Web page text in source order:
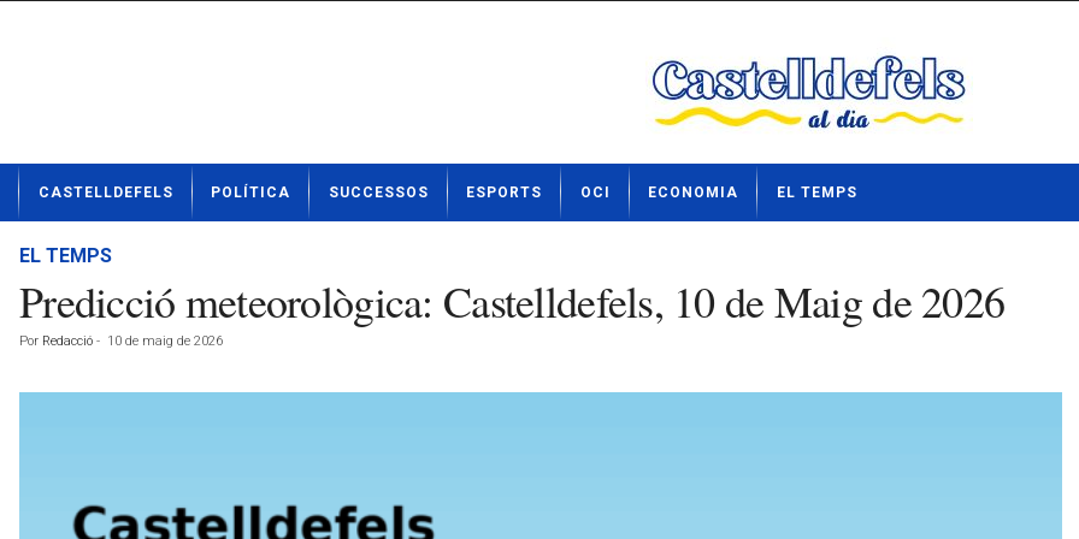
t
CASTELLDEFELS POLÍTICA SUCCESSOS ESPORTS OCI ECONOMIA EL TEMPS
EL TEMPS
Predicció meteorològica: Castelldefels, 10 de Maig de 2026
Por Redacció - 10 de maig de 2026